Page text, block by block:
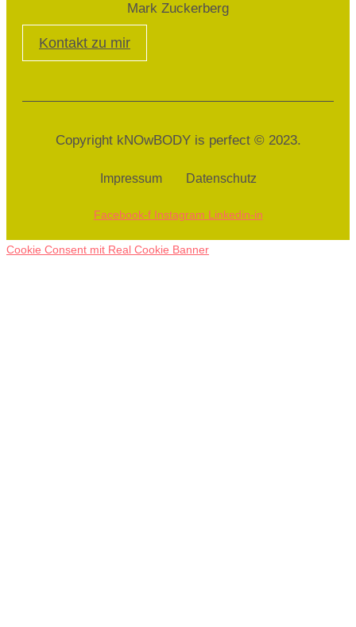
Mark Zuckerberg
Kontakt zu mir
Copyright kNOwBODY is perfect © 2023.
Impressum Datenschutz
Facebook-f Instagram Linkedin-in
Cookie Consent mit Real Cookie Banner